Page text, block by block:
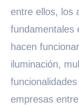
entre ellos, los
fundamentales
hacen
iluminación,
empresas